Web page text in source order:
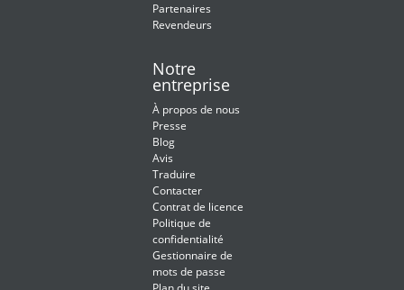
Partenaires
Revendeurs
Notre
entreprise
À propos de nous
Presse
Blog
Avis
Traduire
Contacter
Contrat de licence
Politique de
confidentialité
Gestionnaire de
mots de passe